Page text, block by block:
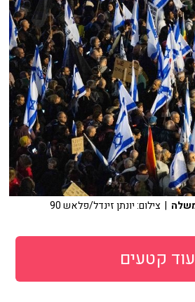
| צילום: יונתן זינדל/פלאש 90
עוד קטעים